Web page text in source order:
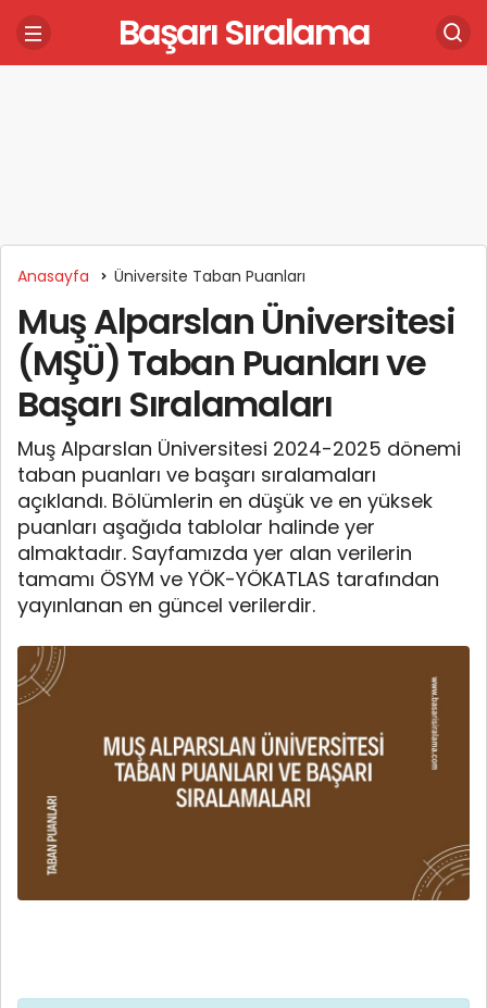
Başarı Sıralama
Anasayfa Üniversite Taban Puanları
Muş Alparslan Üniversitesi
(MŞÜ) Taban Puanları ve
Başarı Sıralamaları
Muş Alparslan Üniversitesi 2024-2025 dönemi
taban puanları ve başarı sıralamaları
açıklandı. Bölümlerin en düşük ve en yüksek
puanları aşağıda tablolar halinde yer
almaktadır. Sayfamızda yer alan verilerin
tamamı ÖSYM ve YÖK-YÖKATLAS tarafından
yayınlanan en güncel verilerdir.